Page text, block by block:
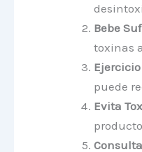
Bebe
toxinas
puede
Evita